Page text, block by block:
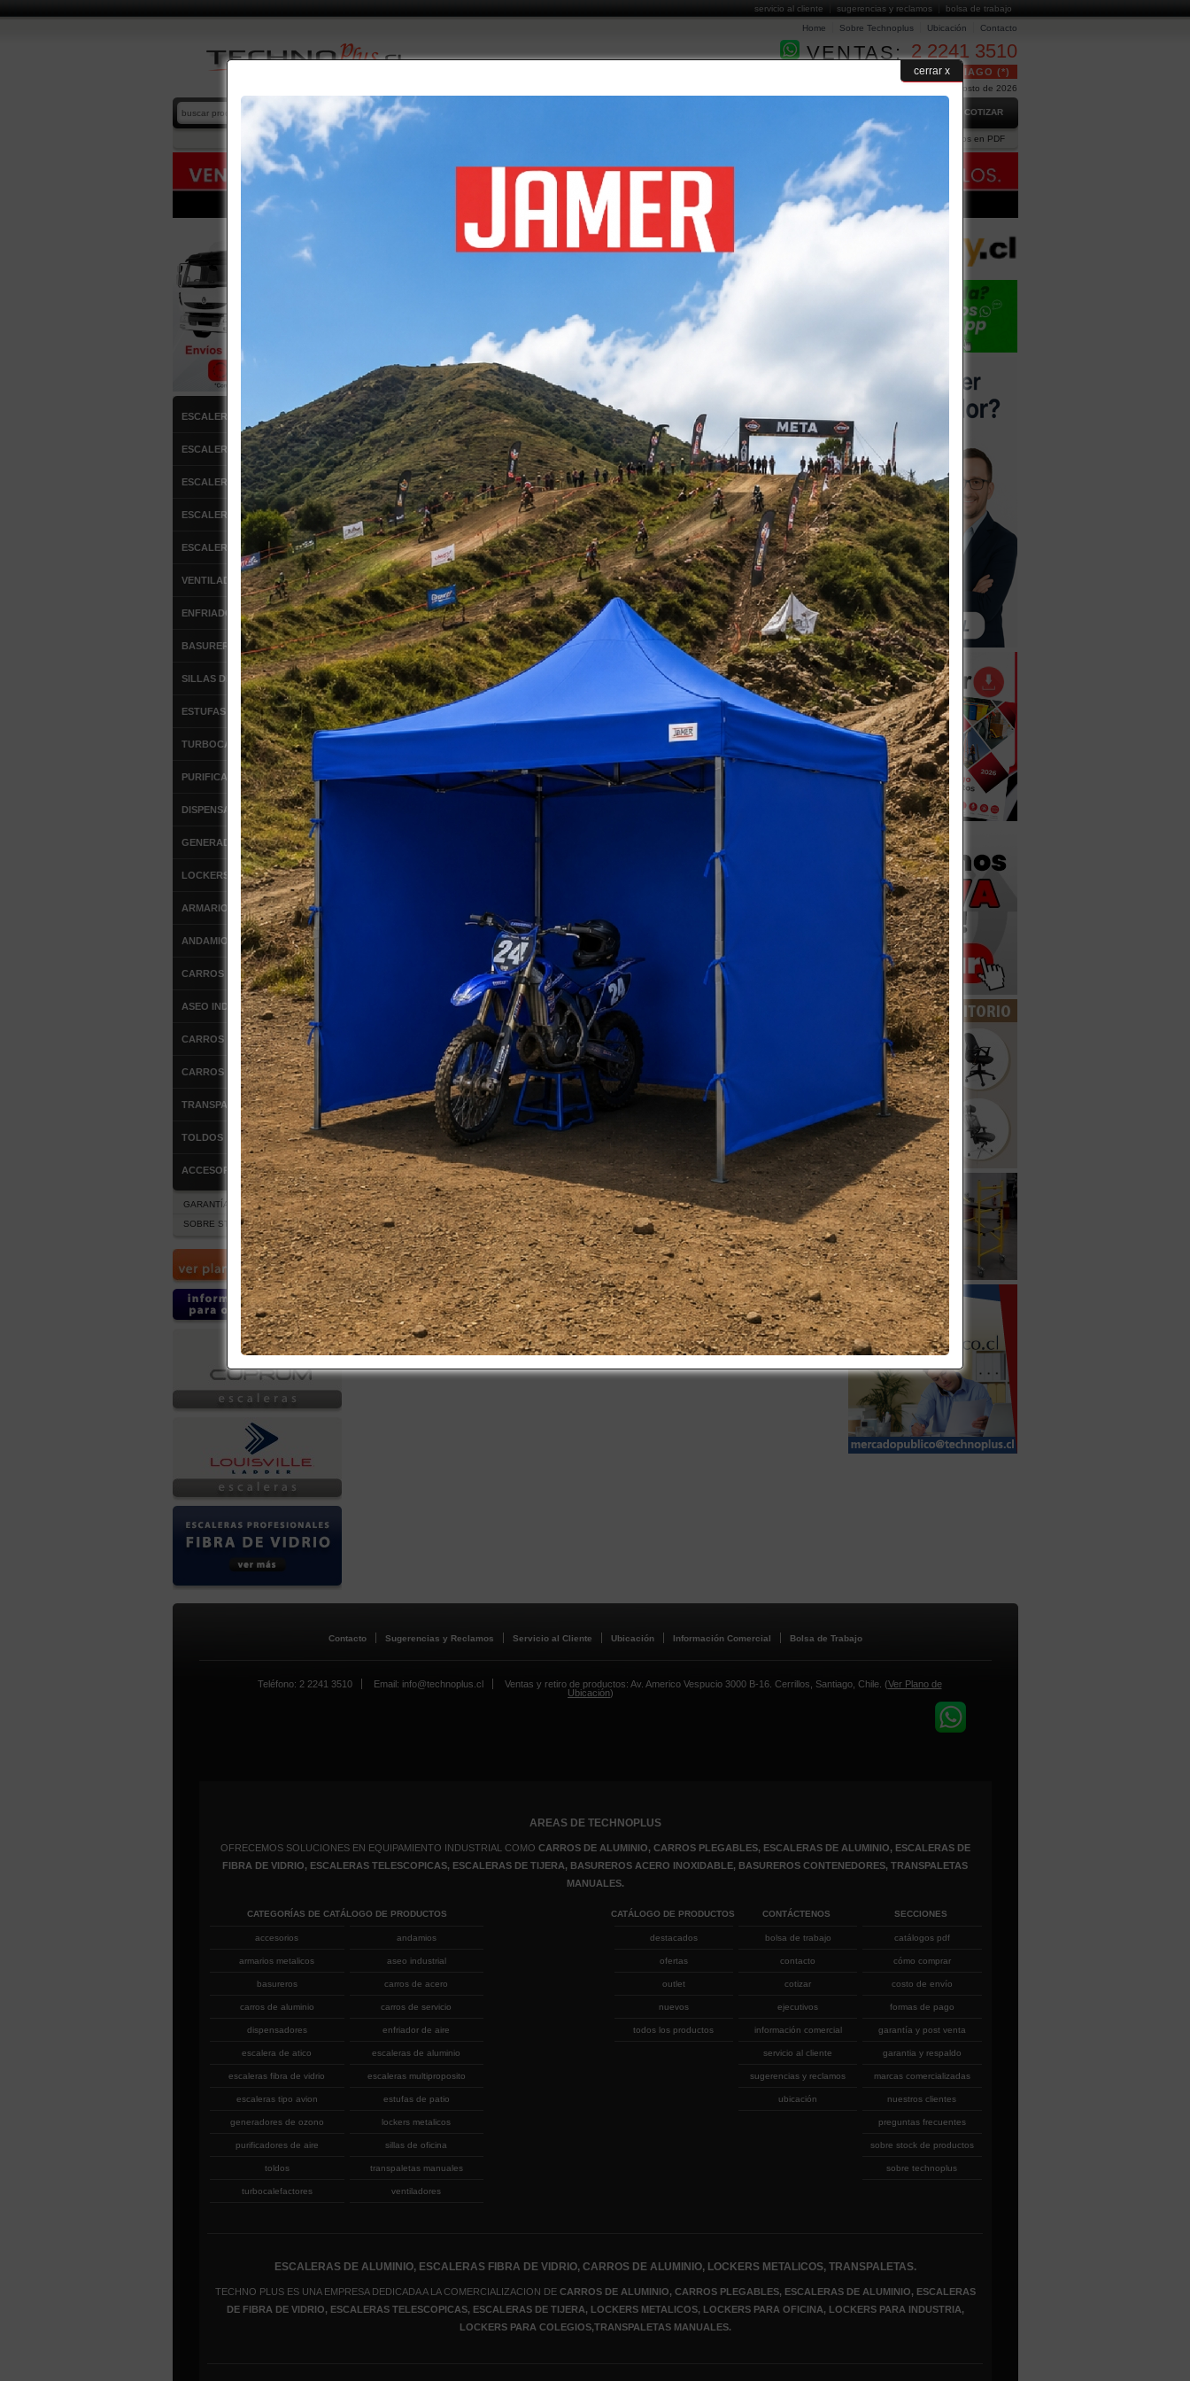
cerrar x
servicio al cliente sugerencias y reclamos
bolsa de trabajo
Home
Sobre Technoplus Ubicación Contacto
2 2241 3510
VENTAS:
DESPACHO EN 24 HORAS GRATUITO EN SANTIAGO (*)
Hoy es Viernes 7 de Agosto de 2026
MARCAS COMERCIALIZADAS COTIZAR
Información Comercial Ejecutivos Catálogos en PDF
ESCALERAS DE ALUMINIO
ESCALERAS FIBRA DE VIDRIO
ESCALERAS MULTIPROPOSITO
ESCALERA DE ATICO
ESCALERAS TIPO AVION
VENTILADORES
ENFRIADOR DE AIRE
BASUREROS
SILLAS DE OFICINA
ESTUFAS DE PATIO
TURBOCALEFACTORES
PURIFICADORES DE AIRE
DISPENSADORES
GENERADORES DE OZONO
LOCKERS METALICOS
ARMARIOS METALICOS
ANDAMIOS
CARROS DE SERVICIO
ASEO INDUSTRIAL
CARROS DE ALUMINIO
CARROS DE ACERO
TRANSPALETAS MANUALES
TOLDOS
ACCESORIOS
GARANTÍA Y POST VENTA
SOBRE STOCK DE PRODUCTOS
La dirección no existe o ha sido movida
Por favor regrese a la página principal
VOLVER A HOME
Contacto Sugerencias y Reclamos Servicio al Cliente Ubicación Información Comercial Bolsa de Trabajo
Teléfono: 2 2241 3510 Email: info@technoplus.cl Ventas y retiro de productos: Av. Americo Vespucio 3000 B-16. Cerrillos, Santiago, Chile. (Ver Plano de
Ubicación)
AREAS DE TECHNOPLUS
OFRECEMOS SOLUCIONES EN EQUIPAMIENTO INDUSTRIAL COMO CARROS DE ALUMINIO, CARROS PLEGABLES, ESCALERAS DE ALUMINIO, ESCALERAS DE
FIBRA DE VIDRIO, ESCALERAS TELESCOPICAS, ESCALERAS DE TIJERA, BASUREROS ACERO INOXIDABLE, BASUREROS CONTENEDORES, TRANSPALETAS
MANUALES.
CATEGORÍAS DE CATÁLOGO DE PRODUCTOS
accesorios andamios
armarios metalicos aseo industrial
basureros carros de acero
carros de aluminio carros de servicio
dispensadores enfriador de aire
escalera de atico escaleras de aluminio
escaleras fibra de vidrio escaleras multiproposito
escaleras tipo avion estufas de patio
generadores de ozono lockers metalicos
purificadores de aire sillas de oficina
toldos transpaletas manuales
turbocalefactores ventiladores
CATÁLOGO DE PRODUCTOS
destacados
ofertas
outlet
nuevos
todos los productos
CONTÁCTENOS
bolsa de trabajo
contacto
cotizar
ejecutivos
información comercial
servicio al cliente
sugerencias y reclamos
ubicación
SECCIONES
catálogos pdf
cómo comprar
costo de envío
formas de pago
garantía y post venta
garantia y respaldo
marcas comercializadas
nuestros clientes
preguntas frecuentes
sobre stock de productos
sobre technoplus
ESCALERAS DE ALUMINIO, ESCALERAS FIBRA DE VIDRIO, CARROS DE ALUMINIO, LOCKERS METALICOS, TRANSPALETAS.
TECHNO PLUS ES UNA EMPRESA DEDICADA A LA COMERCIALIZACION DE CARROS DE ALUMINIO, CARROS PLEGABLES, ESCALERAS DE ALUMINIO, ESCALERAS
DE FIBRA DE VIDRIO, ESCALERAS TELESCOPICAS, ESCALERAS DE TIJERA, LOCKERS METALICOS, LOCKERS PARA OFICINA, LOCKERS PARA INDUSTRIA,
LOCKERS PARA COLEGIOS,TRANSPALETAS MANUALES.